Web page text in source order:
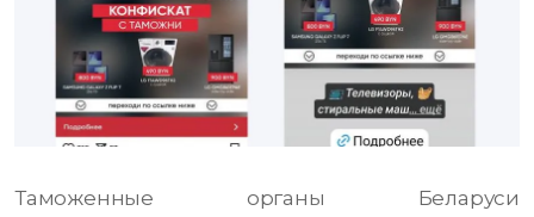
Таможенные органы Беларуси